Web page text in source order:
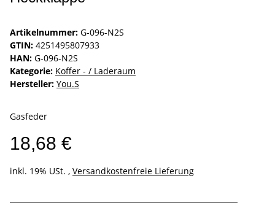
Artikelnummer: G-096-N2S
GTIN: 4251495807933
HAN: G-096-N2S
Kategorie: Koffer - / Laderaum
Hersteller: You.S
Gasfeder
18,68 €
inkl. 19% USt. , Versandkostenfreie Lieferung